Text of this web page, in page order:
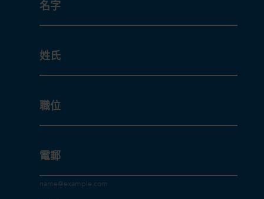
名字
姓氏
職位
電郵